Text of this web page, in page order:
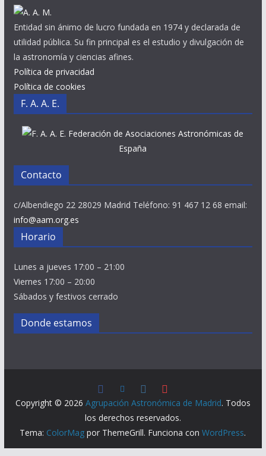
Entidad sin ánimo de lucro fundada en 1974 y declarada de
utilidad pública. Su fin principal es el estudio y divulgación de
la astronomía y ciencias afines.
Política de privacidad
Política de cookies
F. A. A. E.
Federación de Asociaciones Astronómicas de
España
Contacto
c/Albendiego 22 28029 Madrid Teléfono: 91 467 12 68 email:
info@aam.org.es
Horario
Lunes a jueves 17:00 – 21:00
Viernes 17:00 – 20:00
Sábados y festivos cerrado
Donde estamos
Copyright © 2026 Agrupación Astronómica de Madrid. Todos
los derechos reservados.
Tema: ColorMag por ThemeGrill. Funciona conWordPress.